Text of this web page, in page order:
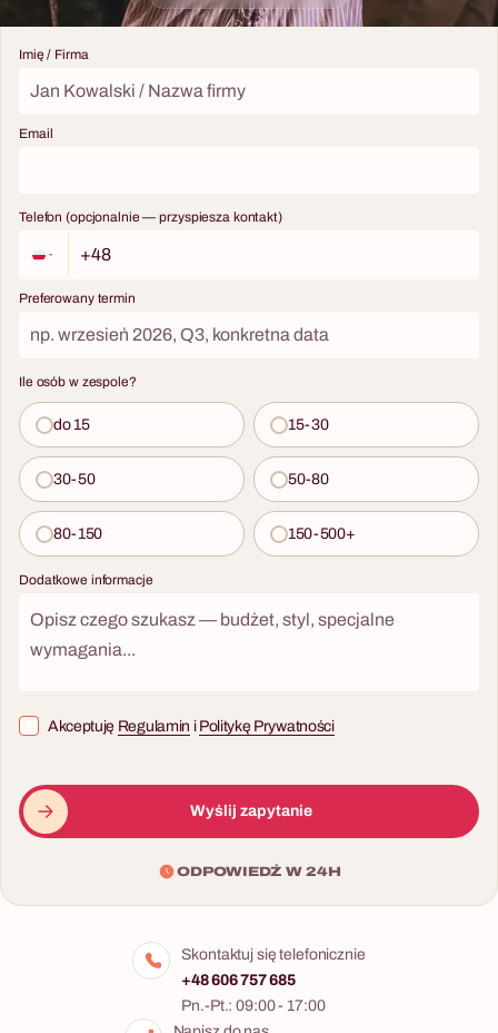
Imię / Firma
Email
Telefon (opcjonalnie — przyspiesza kontakt)
Preferowany termin
Ile osób w zespole?
do 15 15-30
30-50 50-80
80-150 150-500+
Dodatkowe informacje
Akceptuję Regulamin i Politykę Prywatności
Wyślij zapytanie
ODPOWIEDŹ W 24H
Skontaktuj się telefonicznie
+48 606 757 685
Pn.-Pt.: 09:00 - 17:00